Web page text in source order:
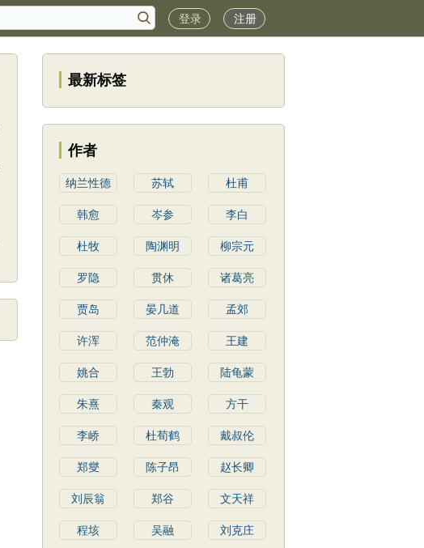
登录 注册
最新标签
作者
纳兰性德 苏轼 杜甫
韩愈 岑参 李白
杜牧 陶渊明 柳宗元
罗隐 贯休 诸葛亮
贾岛 晏几道 孟郊
许浑 范仲淹 王建
姚合 王勃 陆龟蒙
朱熹 秦观 方干
李峤 杜荀鹤 戴叔伦
郑燮 陈子昂 赵长卿
刘辰翁 郑谷 文天祥
程垓 吴融 刘克庄